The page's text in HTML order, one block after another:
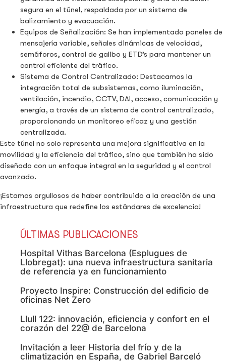
segura en el túnel, respaldada por un sistema de
balizamiento y evacuación.
Equipos de Señalización: Se han implementado paneles de
mensajería variable, señales dinámicas de velocidad,
semáforos, control de galibo y ETD’s para mantener un
control eficiente del tráfico.
Sistema de Control Centralizado: Destacamos la
integración total de subsistemas, como iluminación,
ventilación, incendio, CCTV, DAI, acceso, comunicación y
energía, a través de un sistema de control centralizado,
proporcionando un monitoreo eficaz y una gestión
centralizada.
Este túnel no solo representa una mejora significativa en la
movilidad y la eficiencia del tráfico, sino que también ha sido
diseñado con un enfoque integral en la seguridad y el control
avanzado.
¡Estamos orgullosos de haber contribuido a la creación de una
infraestructura que redefine los estándares de excelencia!
ÚLTIMAS PUBLICACIONES
Hospital Vithas Barcelona (Esplugues de
Llobregat): una nueva infraestructura sanitaria
de referencia ya en funcionamiento
Proyecto Inspire: Construcción del edificio de
oficinas Net Zero
Llull 122: innovación, eficiencia y confort en el
corazón del 22@ de Barcelona
Invitación a leer Historia del frío y de la
climatización en España, de Gabriel Barceló